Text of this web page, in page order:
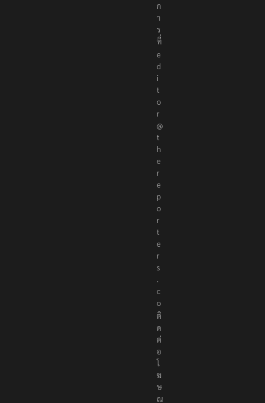
ก
า
ร
ที่
e
d
i
t
o
r
@
t
h
e
r
e
p
o
r
t
e
r
s
.
c
o
ติ
ด
ต่
อ
โ
ฆ
ษ
ณ